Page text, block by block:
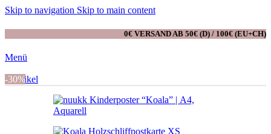
Skip to navigation Skip to main content
0€ VERSAND AB 50€ (D) / 100€ (EU+CH)
Menü
0Artikel
-30%